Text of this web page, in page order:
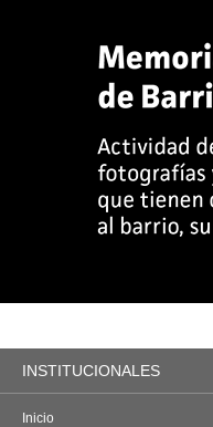
INSTITUCIONALES
Inicio